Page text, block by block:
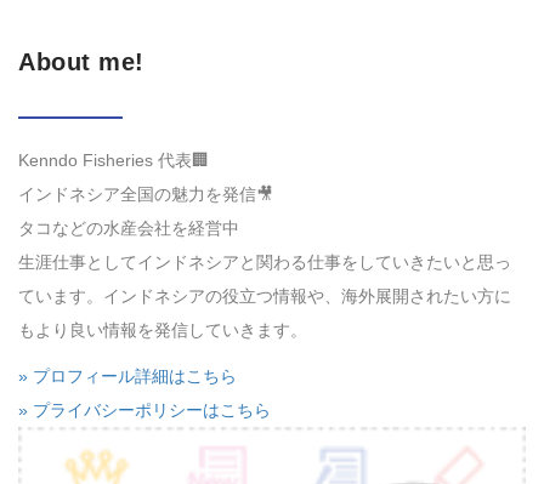
About me!
Kenndo Fisheries 代表🏢
インドネシア全国の魅力を発信🎥
タコなどの水産会社を経営中
生涯仕事としてインドネシアと関わる仕事をしていきたいと思っ
ています。インドネシアの役立つ情報や、海外展開されたい方に
もより良い情報を発信していきます。
» プロフィール詳細はこちら
» プライバシーポリシーはこちら